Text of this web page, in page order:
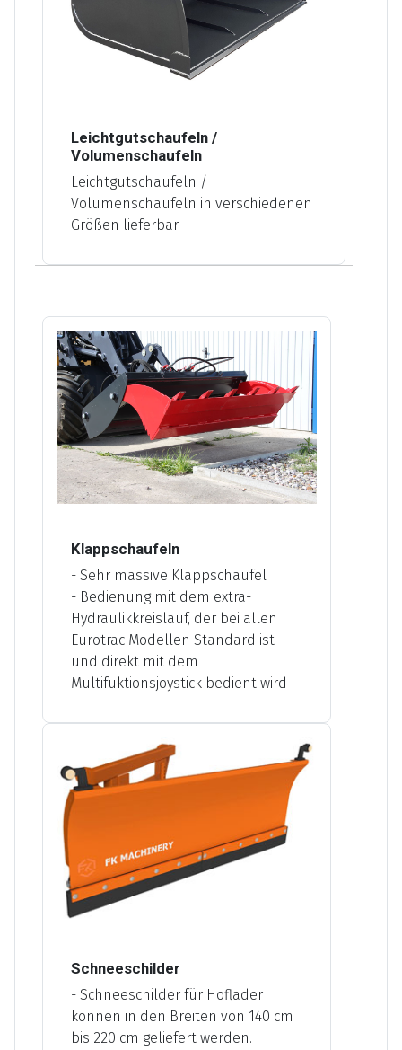
Leichtgutschaufeln /
Volumenschaufeln
Leichtgutschaufeln /
Volumenschaufeln in verschiedenen
Größen lieferbar
Klappschaufeln
- Sehr massive Klappschaufel
- Bedienung mit dem extra-
Hydraulikkreislauf, der bei allen
Eurotrac Modellen Standard ist
und direkt mit dem
Multifuktionsjoystick bedient wird
Schneeschilder
- Schneeschilder für Hoflader
können in den Breiten von 140 cm
bis 220 cm geliefert werden.